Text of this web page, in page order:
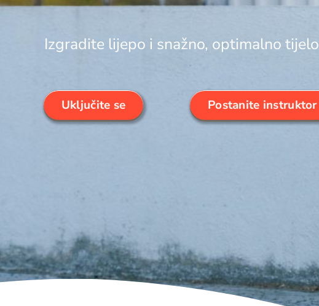
Izgradite lijepo i snažno, optimalno tijelo
Uključite se Postanite instruktor